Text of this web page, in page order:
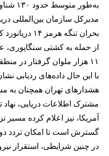
به‌طور متوسط حدود ۱۳۰ شناور از این مسیر عبور می‌کرد.
مدیرکل سازمان بین‌المللی
بحران تنگه
۱۱ هزار ملوان گرفتار در منطقه را موقتا به حالت تعلیق درآورد.
با این حال داده‌های ردیابی
هشدارهای تهران همچنان به
مشترک اطلاعات دریایی،
آمریکا، نیز اعلام کرده
گسترش است تا امکان تردد
در چنین شرایطی، استقرار